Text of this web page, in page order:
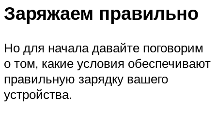
Заряжаем правильно
Но для начала давайте поговорим
о том, какие условия обеспечивают
правильную зарядку вашего
устройства.